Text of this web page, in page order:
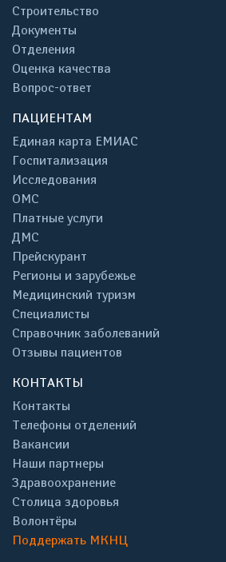
Строительство
Документы
Отделения
Оценка качества
Вопрос-ответ
ПАЦИЕНТАМ
Единая карта ЕМИАС
Госпитализация
Исследования
ОМС
Платные услуги
ДМС
Прейскурант
Регионы и зарубежье
Медицинский туризм
Специалисты
Справочник заболеваний
Отзывы пациентов
КОНТАКТЫ
Контакты
Телефоны отделений
Вакансии
Наши партнеры
Здравоохранение
Столица здоровья
Волонтёры
Поддержать МКНЦ